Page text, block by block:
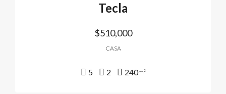
Tecla
$510,000
CASA
5 2 240m²